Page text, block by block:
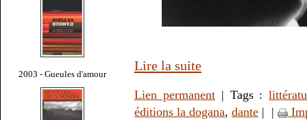
2003 - Gueules d'amour
Lire la suite
Lien permanent| Tags :
éditions la dogana, dante | |